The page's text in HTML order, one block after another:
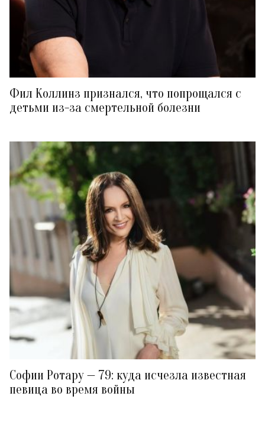
Фил Коллинз признался, что попрощался с
детьми из-за смертельной болезни
Софии Ротару — 79: куда исчезла известная
певица во время войны